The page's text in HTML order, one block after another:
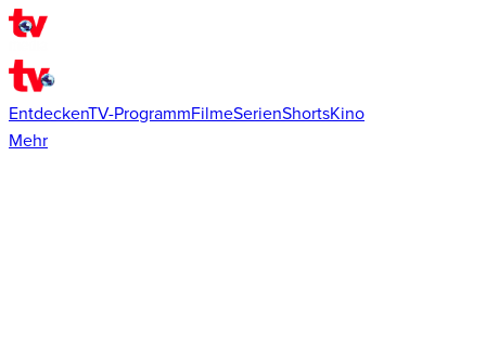
EntdeckenTV-ProgrammFilmeSerienShortsKino
Mehr